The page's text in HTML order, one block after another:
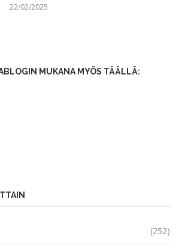
22/02/2025
MUKANA MYÖS TÄÄLLÄ:
(252)